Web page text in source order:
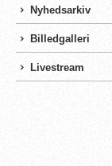
Nyhedsarkiv
Billedgalleri
Livestream